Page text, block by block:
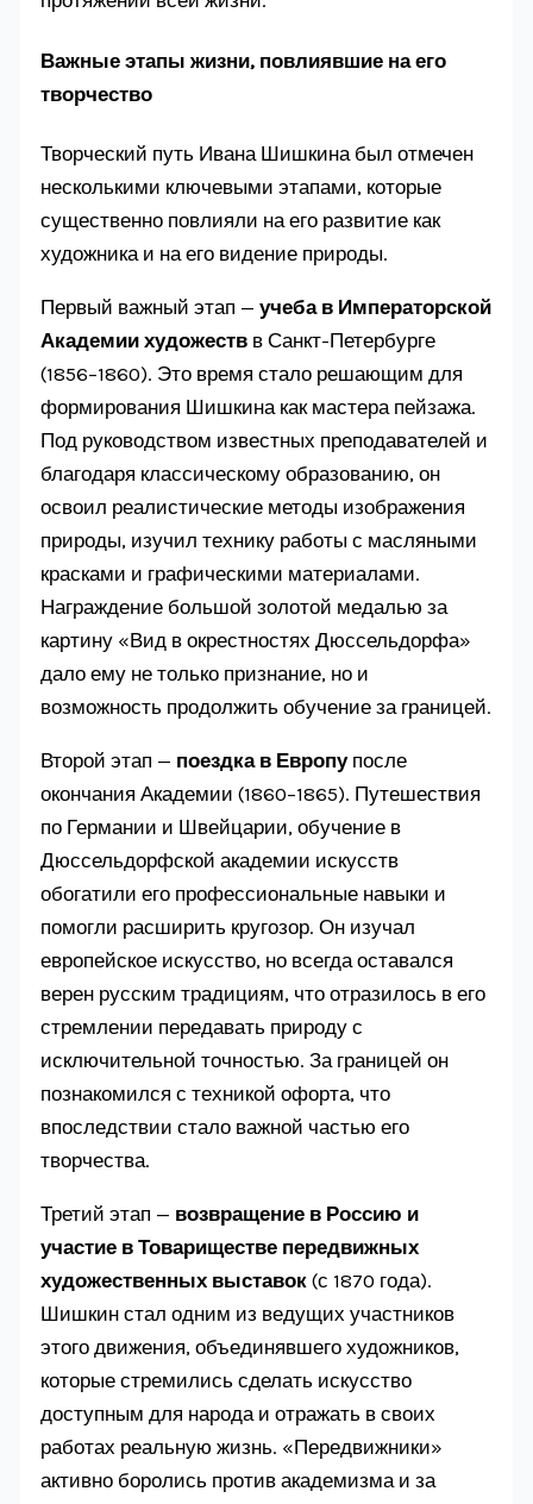
Важные этапы жизни, повлиявшие на его
творчество
Творческий путь Ивана Шишкина был отмечен
несколькими ключевыми этапами, которые
существенно повлияли на его развитие как
художника и на его видение природы.
Первый важный этап —учеба в Императорской
Академии художеств в Санкт-Петербурге
(1856–1860). Это время стало решающим для
формирования Шишкина как мастера пейзажа.
Под руководством известных преподавателей и
благодаря классическому образованию, он
освоил реалистические методы изображения
природы, изучил технику работы с масляными
красками и графическими материалами.
Награждение большой золотой медалью за
картину «Вид в окрестностях Дюссельдорфа»
дало ему не только признание, но и
возможность продолжить обучение за границей.
Второй этап — поездка в Европупосле
окончания Академии (1860–1865). Путешествия
по Германии и Швейцарии, обучение в
Дюссельдорфской академии искусств
обогатили его профессиональные навыки и
помогли расширить кругозор. Он изучал
европейское искусство, но всегда оставался
верен русским традициям, что отразилось в его
стремлении передавать природу с
исключительной точностью. За границей он
познакомился с техникой офорта, что
впоследствии стало важной частью его
творчества.
Третий этап — возвращение в Россию и
участие в Товариществе передвижных
художественных выставок (с 1870 года).
Шишкин стал одним из ведущих участников
этого движения, объединявшего художников,
которые стремились сделать искусство
доступным для народа и отражать в своих
работах реальную жизнь. «Передвижники»
активно боролись против академизма и за